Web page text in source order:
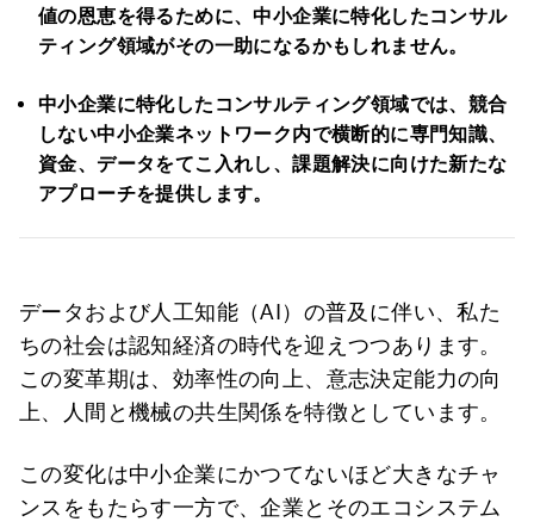
値の恩恵を得るために、中小企業に特化したコンサル
ティング領域がその一助になるかもしれません。
中小企業に特化したコンサルティング領域では、競合
しない中小企業ネットワーク内で横断的に専門知識、
資金、データをてこ入れし、課題解決に向けた新たな
アプローチを提供します。
データおよび人工知能（AI）の普及に伴い、私た
ちの社会は認知経済の時代を迎えつつあります。
この変革期は、効率性の向上、意志決定能力の向
上、人間と機械の共生関係を特徴としています。
この変化は中小企業にかつてないほど大きなチャ
ンスをもたらす一方で、企業とそのエコシステム